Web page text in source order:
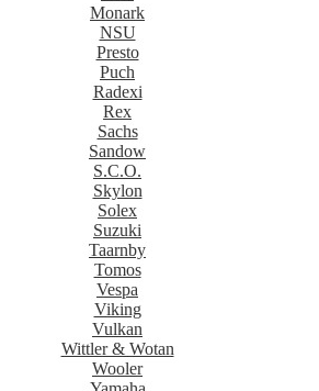
Monark
NSU
Presto
Puch
Radexi
Rex
Sachs
Sandow
S.C.O.
Skylon
Solex
Suzuki
Taarnby
Tomos
Vespa
Viking
Vulkan
Wittler & Wotan
Wooler